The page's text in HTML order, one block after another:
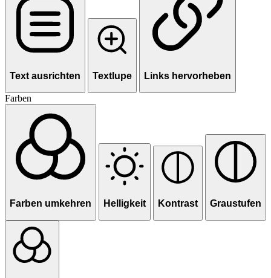
Text ausrichten Textlupe Links hervorheben
Farben
Farben umkehren Helligkeit Kontrast Graustufen